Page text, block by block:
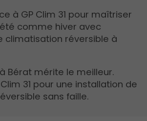
à GP Clim 31 pour maîtriser
comme hiver avec
climatisation réversible à
Bérat mérite le meilleur.
31 pour une installation de
sans faille.